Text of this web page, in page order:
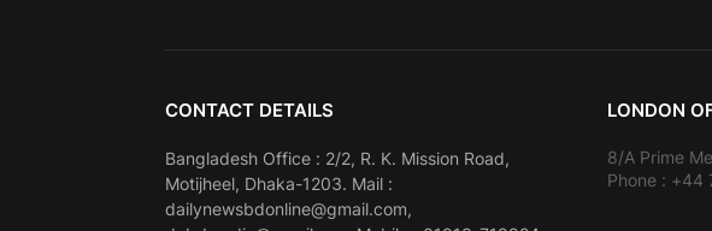
CONTACT DETAILS
Bangladesh Office : 2/2, R. K. Mission Road,
Motijheel, Dhaka-1203. Mail :
dailynewsbdonline@gmail.com,
LONDON
8/A Prime
Phone : +44